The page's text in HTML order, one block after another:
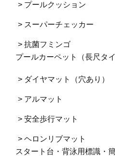
> プールクッション
> スーパーチェッカー
> 抗菌フミンゴ
プールカーペット（長尺タイ
> ダイヤマット（穴あり）
> アルマット
> 安全歩行マット
> ヘロンリブマット
スタート台・背泳用標識・